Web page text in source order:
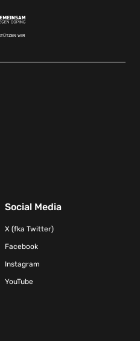
WIR
Social Media
X (fka Twitter)
Facebook
Instagram
YouTube